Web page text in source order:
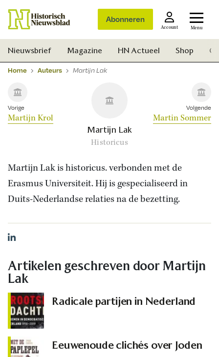
Abonneren
Account Menu
Nieuwsbrief Magazine HN Actueel Shop
Home Auteurs Martijn Lak
Vorige
Martijn Krol
Martijn Lak
Historicus
Volgende
Martin Sommer
Martijn Lak is historicus. verbonden met de
Erasmus Universiteit. Hij is gespecialiseerd in
Duits-Nederlandse relaties na de bezetting.
LinkedIn
Artikelen geschreven door Martijn
Lak
Radicale partijen in Nederland
Eeuwenoude clichés over Joden